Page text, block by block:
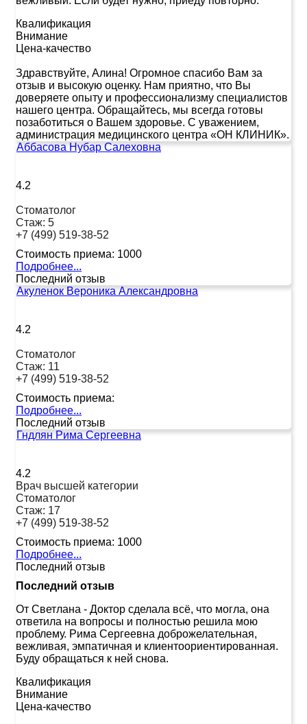
Квалификация
Внимание
Цена-качество
Здравствуйте, Алина! Огромное спасибо Вам за
отзыв и высокую оценку. Нам приятно, что Вы
доверяете опыту и профессионализму специалистов
нашего центра. Обращайтесь, мы всегда готовы
позаботиться о Вашем здоровье. С уважением,
администрация медицинского центра «ОН КЛИНИК».
Аббасова Нубар Салеховна
4.2
Стоматолог
Стаж: 5
+7 (499) 519-38-52
Стоимость приема: 1000
Подробнее...
Последний отзыв
Акуленок Вероника Александровна
4.2
Стоматолог
Стаж: 11
+7 (499) 519-38-52
Стоимость приема:
Подробнее...
Последний отзыв
Гндлян Рима Сергеевна
4.2
Врач высшей категории
Стоматолог
Стаж: 17
+7 (499) 519-38-52
Стоимость приема: 1000
Подробнее...
Последний отзыв
Последний отзыв
От Светлана - Доктор сделала всё, что могла, она
ответила на вопросы и полностью решила мою
проблему. Рима Сергеевна доброжелательная,
вежливая, эмпатичная и клиентоориентированная.
Буду обращаться к ней снова.
Квалификация
Внимание
Цена-качество